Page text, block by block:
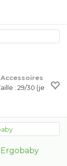
: 29/30 (je